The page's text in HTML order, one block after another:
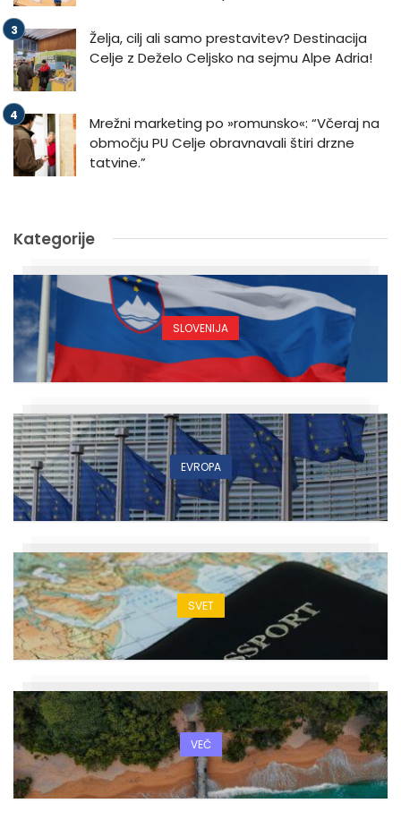
Želja, cilj ali samo prestavitev? Destinacija
Celje z Deželo Celjsko na sejmu Alpe Adria!
Mrežni marketing po »romunsko«: “Včeraj na
območju PU Celje obravnavali štiri drzne
tatvine.”
Kategorije
SLOVENIJA
EVROPA
SVET
VEČ